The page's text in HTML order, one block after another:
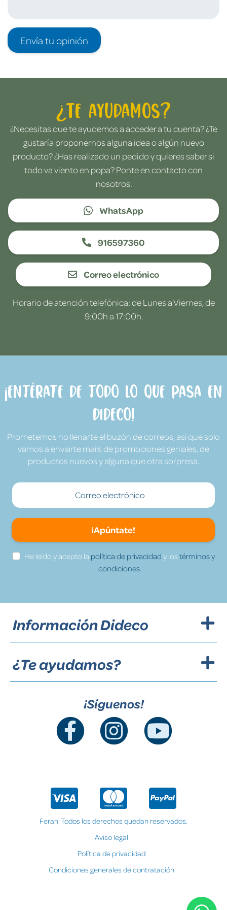
Envía tu opinión
¿Te ayudamos?
¿Necesitas que te ayudemos a acceder a tu cuenta? ¿Te
gustaría proponernos alguna idea o algún nuevo
producto? ¿Has realizado un pedido y quieres saber si
todo va viento en popa? Ponte en contacto con
nosotros.
WhatsApp
916597360
Correo electrónico
Horario de atención telefónica: de Lunes a Viernes, de
9:00h a 17:00h.
¡Entérate de todo lo que pasa en
Dideco!
Prometemos no llenarte el buzón de correos, así que solo
vamos a enviarte mails de promociones geniales, de
productos nuevos y alguna que otra sorpresa.
¡Apúntate!
He leído y acepto la política de privacidad y lostérminos y
condiciones.
Información Dideco
¿Te ayudamos?
¡Síguenos!
Feran. Todos los derechos quedan reservados.
Aviso legal
Política de privacidad
Condiciones generales de contratación